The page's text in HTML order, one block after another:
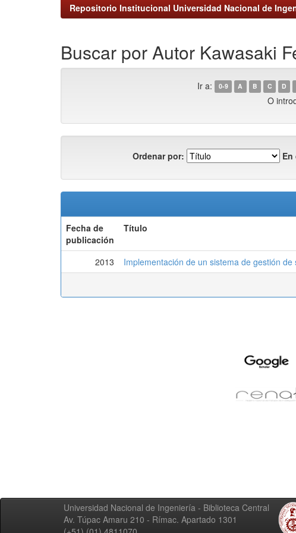
Repositorio Institucional Universidad Nacional de
Buscar por Autor Kawasaki
Ir a: 0-9 A B C D
O
Ordenar por: En
Fecha de
publicación
Título
2013 Implementación de un sistema de gestión
Universidad Nacional de Ingeniería - Biblioteca Central
Av. Túpac Amaru 210 - Rímac. Apartado 1301